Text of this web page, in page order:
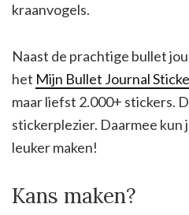
kraanvogels.
Naast de prachtige bullet
het Mijn Bullet Journal
maar liefst 2.000+ stickers.
stickerplezier. Daarmee kun
leuker maken!
Kans maken?